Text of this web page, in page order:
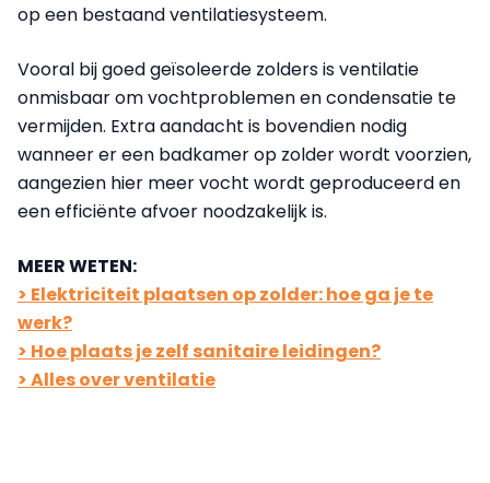
op een bestaand ventilatiesysteem.
Vooral bij goed geïsoleerde zolders is ventilatie
onmisbaar om vochtproblemen en condensatie te
vermijden. Extra aandacht is bovendien nodig
wanneer er een badkamer op zolder wordt voorzien,
aangezien hier meer vocht wordt geproduceerd en
een efficiënte afvoer noodzakelijk is.
MEER WETEN:
> Elektriciteit plaatsen op zolder: hoe ga je te
werk?
> Hoe plaats je zelf sanitaire leidingen?
> Alles over ventilatie